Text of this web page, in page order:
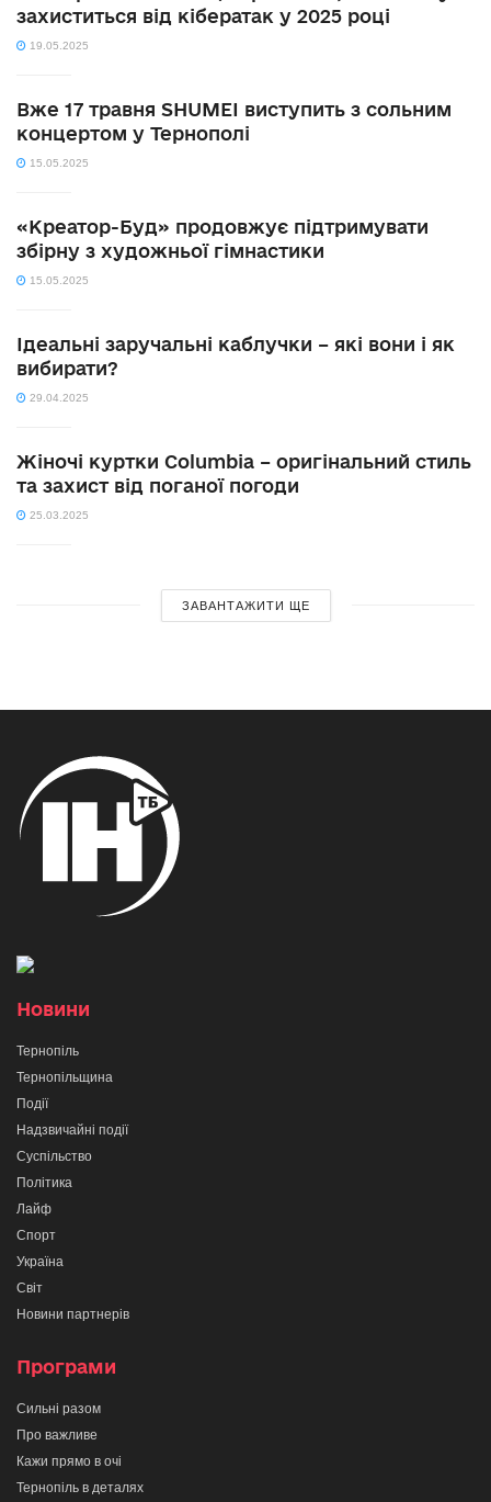
захиститься від кібератак у 2025 році
19.05.2025
Вже 17 травня SHUMEI виступить з сольним
концертом у Тернополі
15.05.2025
«Креатор-Буд» продовжує підтримувати
збірну з художньої гімнастики
15.05.2025
Ідеальні заручальні каблучки – які вони і як
вибирати?
29.04.2025
Жіночі куртки Columbia – оригінальний стиль
та захист від поганої погоди
25.03.2025
ЗАВАНТАЖИТИ ЩЕ
Новини
Тернопіль
Тернопільщина
Події
Надзвичайні події
Суспільство
Політика
Лайф
Спорт
Україна
Світ
Новини партнерів
Програми
Сильні разом
Про важливе
Кажи прямо в очі
Тернопіль в деталях